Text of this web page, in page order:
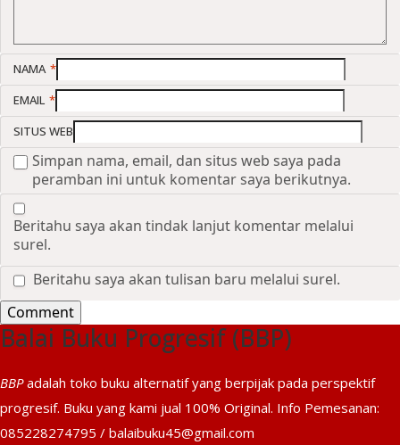
NAMA *
EMAIL *
SITUS WEB
Simpan nama, email, dan situs web saya pada
peramban ini untuk komentar saya berikutnya.
Beritahu saya akan tindak lanjut komentar melalui
surel.
Beritahu saya akan tulisan baru melalui surel.
Balai Buku Progresif (BBP)
BBPadalah toko buku alternatif yang berpijak pada perspektif
progresif. Buku yang kami jual 100% Original. Info Pemesanan:
085228274795 / balaibuku45@gmail.com